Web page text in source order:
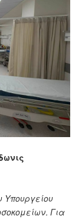
Υπουργείου
Για